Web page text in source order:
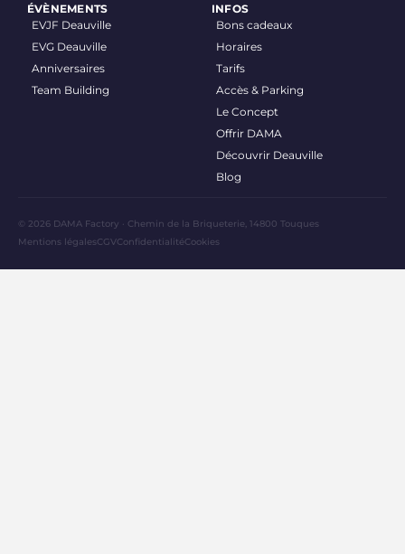
ÉVÈNEMENTS
EVJF Deauville
EVG Deauville
Anniversaires
Team Building
INFOS
Bons cadeaux
Horaires
Tarifs
Accès & Parking
Le Concept
Offrir DAMA
Découvrir Deauville
Blog
© 2026 DAMA Factory · Chemin de la Briqueterie, 14800 Touques
Mentions légalesCGVConfidentialitéCookies